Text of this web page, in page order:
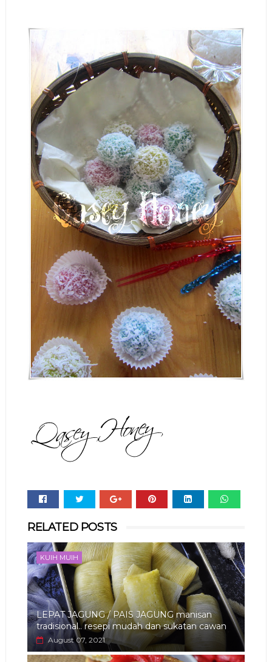
RELATED POSTS
KUIH MUIH
LEPAT JAGUNG / PAIS JAGUNG manisan
tradisional.. resepi mudah dan sukatan cawan
August 07, 2021